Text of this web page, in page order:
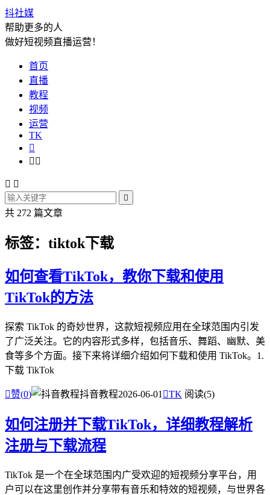
抖社媒
帮助更多的人
做好短视频直播运营！
首页
直播
教程
视频
运营
TK

 
 

共 272 篇文章
标签：tiktok下载
如何查看TikTok，教你下载和使用
TikTok的方法
探索 TikTok 的奇妙世界，这款短视频应用在全球范围内引发
了广泛关注。它的内容形式多样，包括音乐、舞蹈、幽默、美
食等多个方面。接下来将详细介绍如何下载和使用 TikTok。1.
下载 TikTok
赞(0) 抖音教程2026-06-01 TK 阅读(5)
如何注册并下载TikTok，详细教程解析
注册与下载流程
TikTok 是一个在全球范围内广受欢迎的短视频分享平台，用
户可以在这里创作并分享带有音乐和特效的短视频，与世界各